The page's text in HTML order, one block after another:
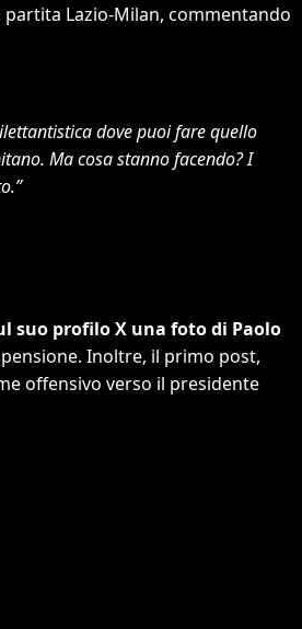
Lazio-Milan, commentando
dove puoi fare quello
Ma cosa stanno facendo? I
suo profilo X una foto di Paolo
Inoltre, il primo post,
offensivo verso il presidente